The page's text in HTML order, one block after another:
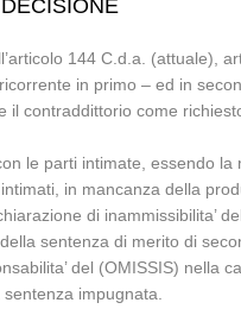
144 C.d.a. (attuale),
in primo – ed in
contraddittorio come
le parti intimate, essendo
in mancanza della
di inammissibilita’
sentenza di merito di
del (OMISSIS) nella
impugnata.